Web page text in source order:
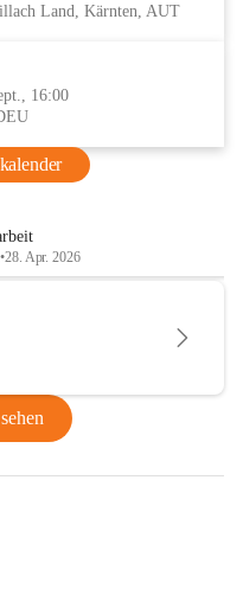
Land, Kärnten, AUT
16:00
•28. Apr. 2026